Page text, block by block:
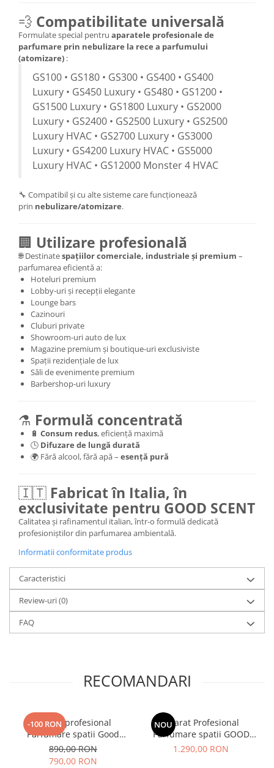
💨 Compatibilitate universală
Formulate special pentru aparatele profesionale de
parfumare prin nebulizare la rece a parfumului
(atomizare) :
GS100 • GS180 • GS300 • GS400 • GS400
Luxury • GS450 Luxury • GS480 • GS1200 •
GS1500 Luxury • GS1800 Luxury • GS2000
Luxury • GS2400 • GS2500 Luxury • GS2500
Luxury HVAC • GS2700 Luxury • GS3000
Luxury • GS4200 Luxury HVAC • GS5000
Luxury HVAC • GS12000 Monster 4 HVAC
🔧 Compatibil și cu alte sisteme care funcționează
prin nebulizare/atomizare.
🏢 Utilizare profesională
🌐 Destinatespațiilor comerciale, industriale și premium –
parfumarea eficientă a:
Hoteluri premium
Lobby-uri și recepții elegante
Lounge bars
Cazinouri
Cluburi private
Showroom-uri auto de lux
Magazine premium și boutique-uri exclusiviste
Spații rezidențiale de lux
Săli de evenimente premium
Barbershop-uri luxury
⚗️ Formulă concentrată
🔋 Consum redus, eficiență maximă
🕒 Difuzare de lungă durată
🌍 Fără alcool, fără apă – esență pură
🇮🇹 Fabricat în Italia, în
exclusivitate pentru GOOD SCENT
Calitatea și rafinamentul italian, într-o formulă dedicată
profesioniștilor din parfumarea ambientală.
Informatii conformitate produs
Caracteristici
Review-uri(0)
FAQ
RECOMANDARI
-100 RON
Aparat profesional
Parfumare spatii Good
Scent GS2400, culoare
neagra
890,00 RON
790,00 RON
NOUAparat Profesional
Parfumare spatii GOOD
SCENT Column 1200 - Satin
1.290,00 RON